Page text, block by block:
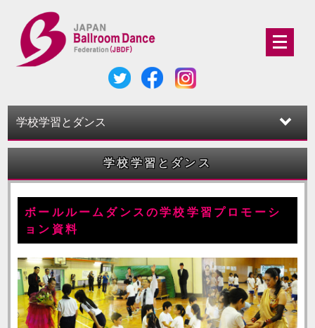
学校学習とダンス
学校学習とダンス
ボールルームダンスの学校学習プロモーシ
ョン資料